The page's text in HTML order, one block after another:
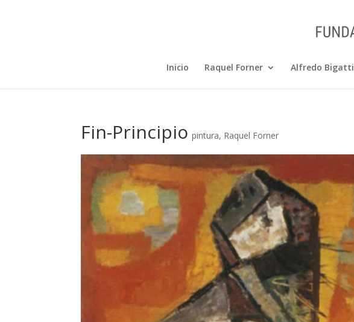
Inicio Raquel Forner Alfredo Bigatti
Fin-Principio pintura, Raquel Forner